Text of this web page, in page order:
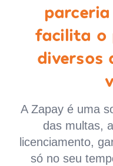
facilita o
diversos
A Zapay é uma
das multas,
licenciamento,
só no seu